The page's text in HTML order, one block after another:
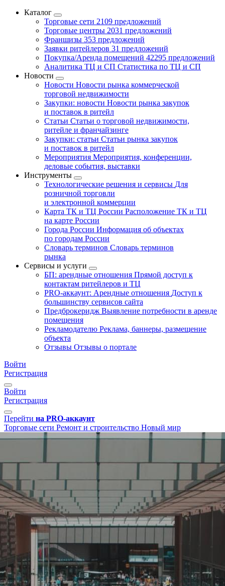
Каталог
Торговые сети 2109 предложений
Торговые центры 2031 предложений
Франшизы 353 предложений
Заявки ритейлеров 31 предложений
Покупка/Аренда помещений 42295 предложений
Аналитика ТЦ и СП Статистика по ТЦ и СП
Новости
Новости Новости рынка коммерческой
торговой недвижимости
Закупки: новости Новости рынка закупок
и поставок в ритейл
Статьи Статьи о торговой недвижимости,
ритейле и франчайзинге
Закупки: статьи Статьи рынка закупок
и поставок в ритейл
Мероприятия Мероприятия, конференции,
деловые события, выставки
Инструменты
Технологические решения и сервисы Для
розничной торговли
и электронной коммерции
Карта ТК и ТЦ России Расположение ТК и ТЦ
на карте России
Города России Информация об объектах
по городам России
Словарь терминов Словарь терминов
рынка
Сервисы и услуги
БП: арендные отношения Прямой доступ к
контактам ритейлеров и ТЦ
PRO-аккаунт: Арендные отношения Доступ к
большинству сервисов сайта
Предброкеридж Выявление потребности в аренде
помещения
Рекламодателю Реклама, баннеры, размещение
объекта
Отзывы Отзывы о портале
Войти
Регистрация
Войти
Регистрация
Перейти на PRO-аккаунт
Торговые сети Ремонт и строительство Новый мир